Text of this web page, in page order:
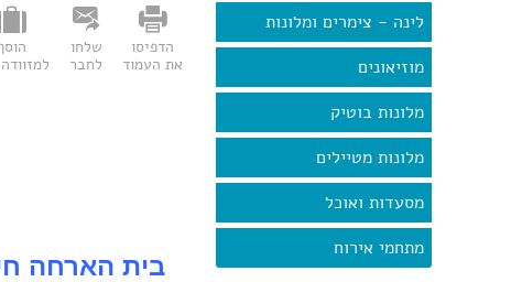
לינה - צימרים ומלונות
מוזיאונים
מלונות בוטיק
מלונות מטיילים
מסעדות ואוכל
מתחמי אירוח
הדפיסו
את העמוד
שלחו
לחבר
בית הארחה חיפה,